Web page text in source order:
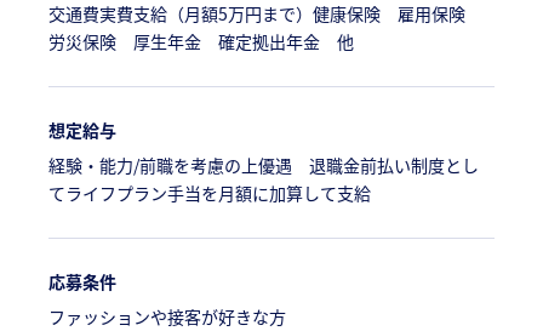
交通費実費支給（月額5万円まで）健康保険 雇用保険
労災保険 厚生年金 確定拠出年金 他
想定給与
経験・能力/前職を考慮の上優遇 退職金前払い制度とし
てライフプラン手当を月額に加算して支給
応募条件
ファッションや接客が好きな方